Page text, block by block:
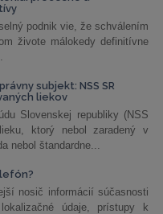
podnik vie, že schválením
živote málokedy definitívne
subjekt: NSS SR
liekov
Slovenskej republiky (NSS
ktorý nebol zaradený v
nebol štandardne...
nosič informácií súčasnosti
údaje, prístupy k